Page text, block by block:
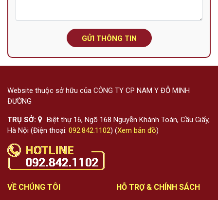
GỬI THÔNG TIN
Website thuộc sở hữu của CÔNG TY CP NAM Y ĐỖ MINH
ĐƯỜNG
TRỤ SỞ:
Biệt thự 16, Ngõ 168 Nguyễn Khánh Toàn, Cầu Giấy,
Hà Nội (Điện thoại: 092.842.1102) (Xem bản đồ)
VỀ CHÚNG TÔI HỖ TRỢ & CHÍNH SÁCH